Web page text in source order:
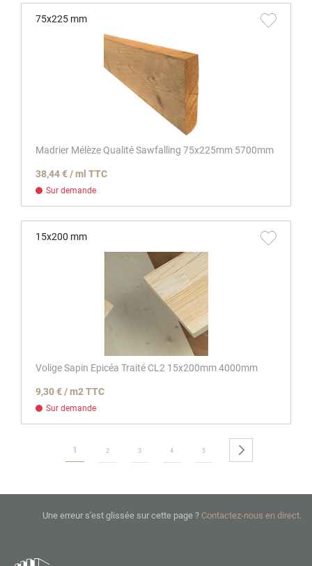
75x225 mm
Madrier Mélèze Qualité Sawfalling 75x225mm 5700mm
38,44 € / ml TTC
Sur demande
15x200 mm
Volige Sapin Epicéa Traité CL2 15x200mm 4000mm
9,30 € / m2 TTC
Sur demande
PageVous lisez actuellement la page
1 Page
2 Page
3 Page
4 Page
5
Une erreur s'est glissée sur cette page ? Contactez-nous en direct.